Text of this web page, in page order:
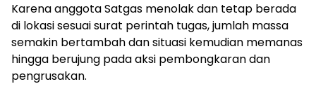
Karena anggota Satgas menolak dan tetap berada
di lokasi sesuai surat perintah tugas, jumlah massa
semakin bertambah dan situasi kemudian memanas
hingga berujung pada aksi pembongkaran dan
pengrusakan.